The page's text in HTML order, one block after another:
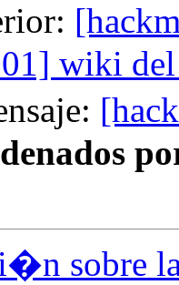
wiki
sobre